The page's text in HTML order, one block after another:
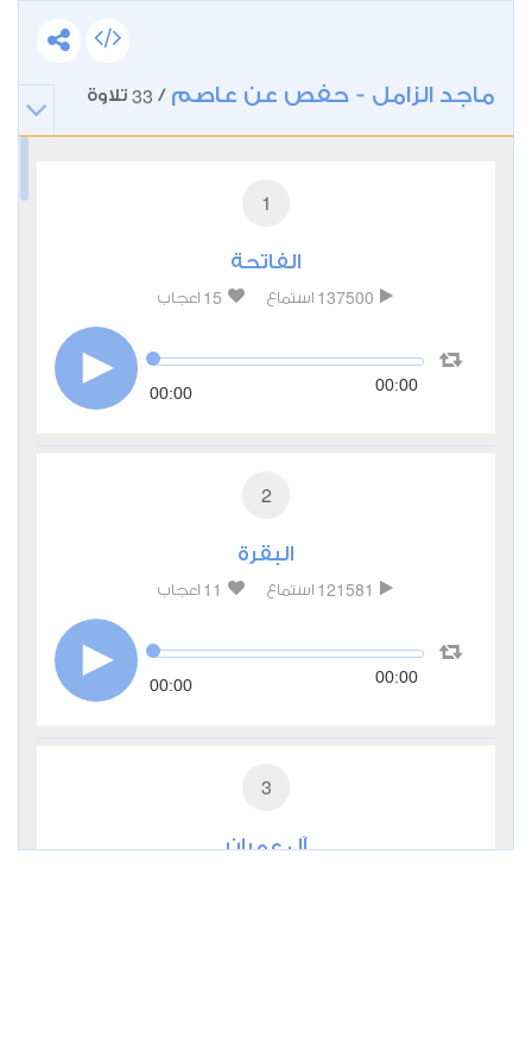
ماجد الزامل - حفص عن عاصم /
33 تلاوة
1
الفاتحة
137500 استماع 15 اعجاب
00:00 00:00
2
البقرة
121581 استماع 11 اعجاب
00:00 00:00
3
آل عمران